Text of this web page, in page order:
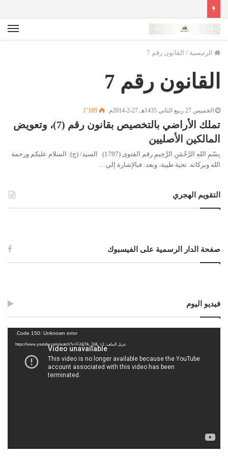
الرئيسية / القانون رقم 7
القانون رقم 7
الخميس 27 ربيع الثاني 1435هـ 27-2-2014م 1٬189
تملك الأراضي بالتخصيص بقانون رقم (7)، وتعويض
المالكين الأصليين
بِسْمِ اللهِ الرَّحْمَنِ الرَّحِيمِ رقم الفتوى (1797) السيد/ (ج): السلام عليكم ورحمة
الله وبركاته. تحية طيبة، وبعد: فبالإشارة إلي…
التقويم الهجري
صفحة الدار الرسمية على الفيسبوك
فيديو اليوم
Code 150: Unknown error.
تنزيل الملف: https://www.youtube.com/watch?v=FJdj7tk_7jI&_=1